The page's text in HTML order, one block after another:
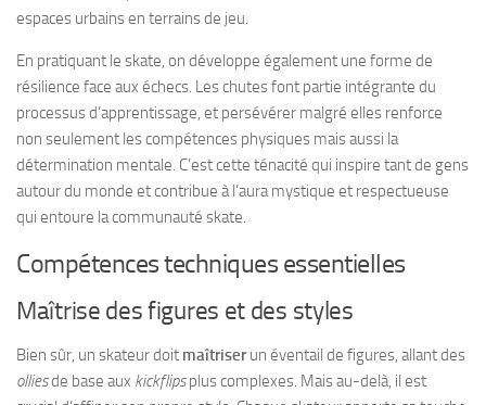
espaces urbains en terrains de jeu.
En pratiquant le skate, on développe également une forme de
résilience face aux échecs. Les chutes font partie intégrante du
processus d’apprentissage, et persévérer malgré elles renforce
non seulement les compétences physiques mais aussi la
détermination mentale. C’est cette ténacité qui inspire tant de gens
autour du monde et contribue à l’aura mystique et respectueuse
qui entoure la communauté skate.
Compétences techniques essentielles
Maîtrise des figures et des styles
Bien sûr, un skateur doit maîtriserun éventail de figures, allant des
olliesde base aux kickflipsplus complexes. Mais au-delà, il est